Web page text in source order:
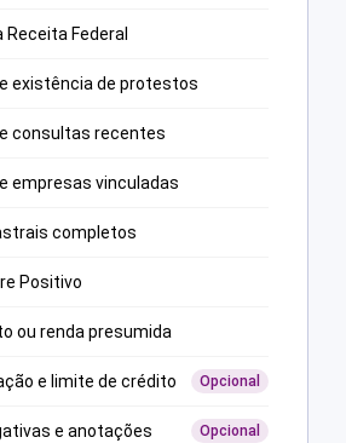
Federal
existência de protestos
consultas recentes
empresas vinculadas
completos
Positivo
ou renda presumida
e limite de crédito Opcional
e anotações Opcional